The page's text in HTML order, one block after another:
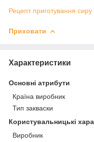
Рецепт приготування
Приховати
Характеристики
Основні атрибути
Країна виробник
Тип закваски
Користувальницькі
Виробник